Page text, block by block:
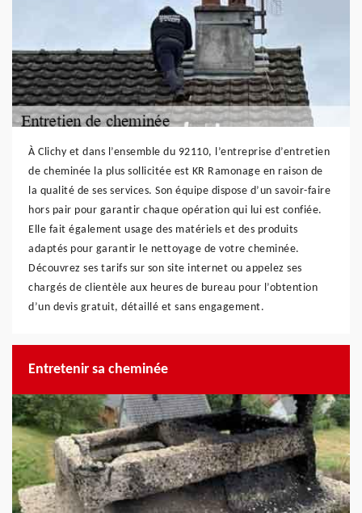
À Clichy et dans l’ensemble du 92110, l’entreprise d’entretien
de cheminée la plus sollicitée est KR Ramonage en raison de
la qualité de ses services. Son équipe dispose d’un savoir-faire
hors pair pour garantir chaque opération qui lui est confiée.
Elle fait également usage des matériels et des produits
adaptés pour garantir le nettoyage de votre cheminée.
Découvrez ses tarifs sur son site internet ou appelez ses
chargés de clientèle aux heures de bureau pour l’obtention
d’un devis gratuit, détaillé et sans engagement.
Entretenir sa cheminée